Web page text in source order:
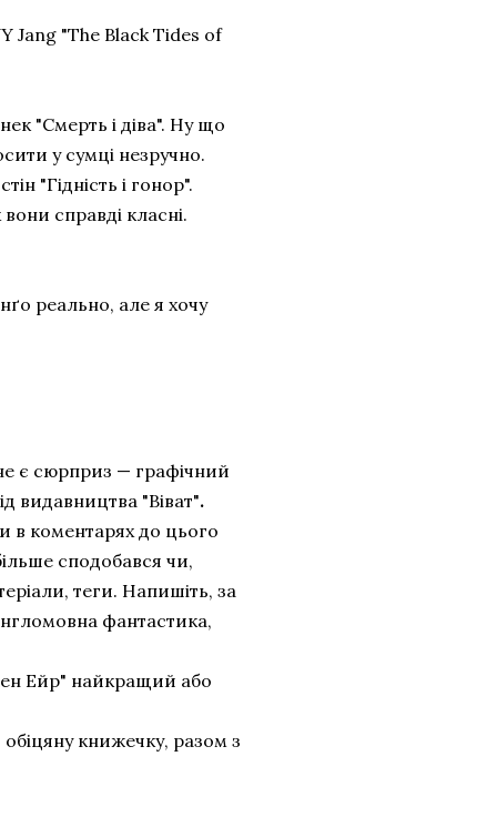
Jang "The Black Tides of
"Смерть і діва". Ну що
у сумці незручно.
"Гідність і гонор".
справді класні.
реально, але я хочу
є сюрприз — графічний
видавництва "Віват".
в коментарях до цього
сподобався чи,
теги. Напишіть, за
фантастика,
Ейр" найкращий або
книжечку, разом з